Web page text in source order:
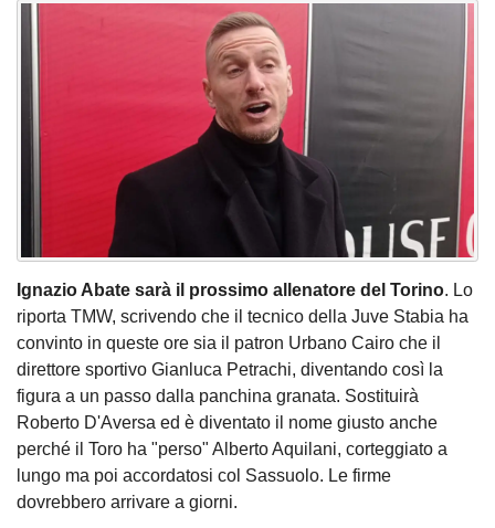
Ignazio Abate sarà il prossimo allenatore del Torino. Lo
riporta TMW, scrivendo che il tecnico della Juve Stabia ha
convinto in queste ore sia il patron Urbano Cairo che il
direttore sportivo Gianluca Petrachi, diventando così la
figura a un passo dalla panchina granata. Sostituirà
Roberto D'Aversa ed è diventato il nome giusto anche
perché il Toro ha "perso" Alberto Aquilani, corteggiato a
lungo ma poi accordatosi col Sassuolo. Le firme
dovrebbero arrivare a giorni.